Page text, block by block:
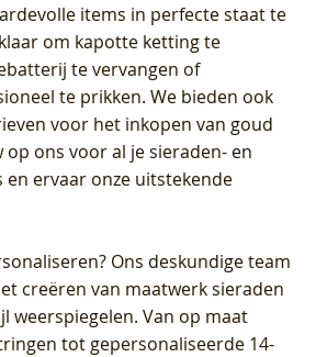
items in perfecte staat te
om kapotte ketting te
te vervangen of
te prikken. We bieden ook
voor het inkopen van goud
op ons voor al je sieraden- en
ervaar onze uitstekende
? Ons deskundige team
creëren van maatwerk sieraden
weerspiegelen. Van op maat
tot gepersonaliseerde 14-